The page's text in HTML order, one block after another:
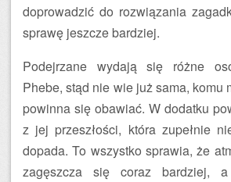
doprowadzić do rozwiązania
sprawę jeszcze bardziej.
Podejrzane wydają się różne
Phebe, stąd nie wie już sama, komu
powinna się obawiać. W dodatku
z jej przeszłości, która zupełnie
dopada. To wszystko sprawia, że
zagęszcza się coraz bardziej, a